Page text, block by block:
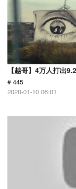
【越哥】4万人打出
# 445
2020-01-10 06:01